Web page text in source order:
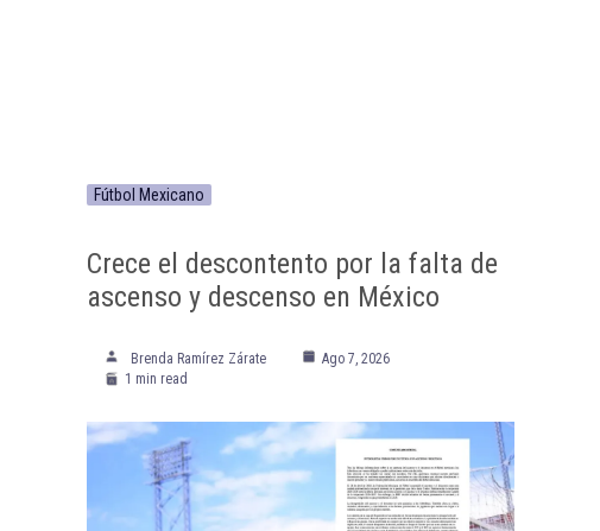
Fútbol Mexicano
Crece el descontento por la falta de
ascenso y descenso en México
Brenda Ramírez Zárate
Ago 7, 2026
1 min read